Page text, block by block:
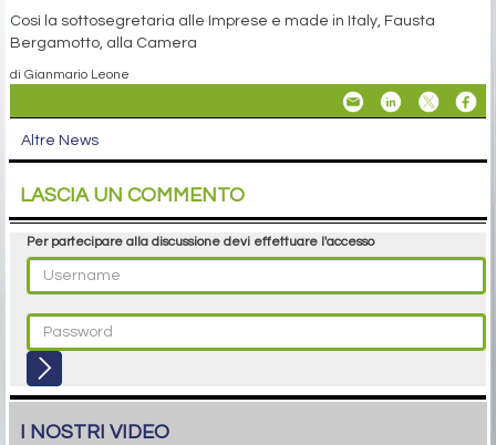
Così la sottosegretaria alle Imprese e made in Italy, Fausta
Bergamotto, alla Camera
di Gianmario Leone
Altre News
LASCIA UN COMMENTO
Per partecipare alla discussione devi effettuare l'accesso
I NOSTRI VIDEO